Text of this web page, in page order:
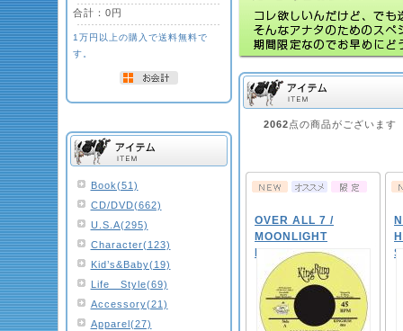
合計： 0円
1万円以上の購入で送料無料で
す。
Book(51)
CD/DVD(662)
U.S.A(295)
Character(123)
Kid’s&Baby(19)
Life Style(69)
Accessory(21)
Apparel(27)
2062点の商品がござい
OVER ALL 7 /
MOONLIGHT
LOVER (7")